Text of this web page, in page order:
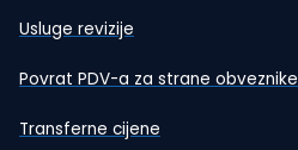
Usluge revizije
Povrat PDV-a za strane obveznike
Transferne cijene